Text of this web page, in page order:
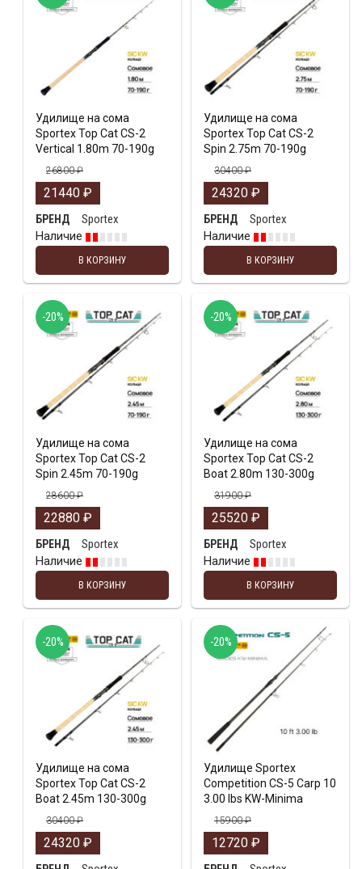
Удилище на сома
Sportex Top Cat CS-2
Vertical 1.80m 70-190g
26800₽
21440 ₽
БРЕНД
Sportex
Наличие
В КОРЗИНУ
Удилище на сома
Sportex Top Cat CS-2
Spin 2.75m 70-190g
30400₽
24320 ₽
БРЕНД
Sportex
Наличие
В КОРЗИНУ
Удилище на сома
Sportex Top Cat CS-2
Spin 2.45m 70-190g
28600₽
22880 ₽
БРЕНД
Sportex
Наличие
В КОРЗИНУ
-20%
Удилище на сома
Sportex Top Cat CS-2
Boat 2.80m 130-300g
31900₽
25520 ₽
БРЕНД
Sportex
Наличие
В КОРЗИНУ
-20%
Удилище на сома
Sportex Top Cat CS-2
Boat 2.45m 130-300g
30400₽
24320 ₽
-20%
Удилище Sportex
Competition CS-5 Carp 10
3.00 lbs KW-Minima
15900₽
12720 ₽
-20%